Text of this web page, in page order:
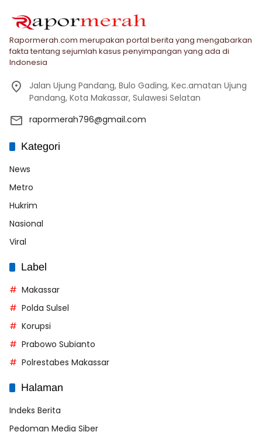
Rapormerah.com merupakan portal berita yang mengabarkan
fakta tentang sejumlah kasus penyimpangan yang ada di
Indonesia
Jalan Ujung Pandang, Bulo Gading, Kec.amatan Ujung
Pandang, Kota Makassar, Sulawesi Selatan
rapormerah796@gmail.com
Kategori
News
Metro
Hukrim
Nasional
Viral
Label
Makassar
Polda Sulsel
Korupsi
Prabowo Subianto
Polrestabes Makassar
Halaman
Indeks Berita
Pedoman Media Siber